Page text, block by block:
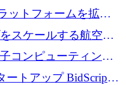
1,000 ユーロを調達
ットフォームを拡張
2,000 万ドルを確保
スケールする航空イ
学ぶ
コンピューティング
主要取引所に上場
ートアップ BidScript